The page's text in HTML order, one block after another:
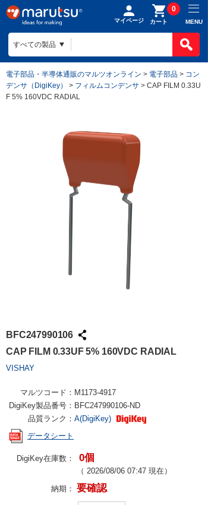
マイページ カート
0
MENU
電子部品・半導体通販のマルツオンライン > 電子部品 > コン
デンサ（DigiKey）
> フィルムコンデンサ > CAP FILM 0.33U
F 5% 160VDC RADIAL
BFC247990106
CAP FILM 0.33UF 5% 160VDC RADIAL
VISHAY
マルツコード： M1173-4917
DigiKey製品番号： BFC247990106-ND
品質ランク： A(DigiKey)
データシート
DigiKey在庫数： 0個
（ 2026/08/06 07:47 現在）
納期： 要確認